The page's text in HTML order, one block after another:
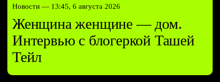
Новости — 13:45, 6 августа 2026
Женщина женщине — дом.
Интервью с блогеркой Ташей
Тейл